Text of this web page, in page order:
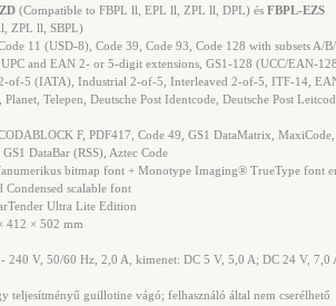
(Compatible to FBPL ll, EPL ll, ZPL ll, DPL) és FBPL-EZS
ZPL ll, SBPL)
11 (USD-8), Code 39, Code 93, Code 128 with subsets A/
and EAN 2- or 5-digit extensions, GS1-128 (UCC/EAN-
2-of-5 (IATA), Industrial 2-of-5, Interleaved 2-of-5, ITF-14,
Telepen, Deutsche Post Identcode, Deutsche Post
F, PDF417, Code 49, GS1 DataMatrix, MaxiCode,
DataBar (RSS), Aztec Code
bitmap font + Monotype Imaging® TrueType font
scalable font
Ultra Lite Edition
412 × 502 mm
240 V, 50/60 Hz, 2,0 A, kimenet: DC 5 V, 5,0 A; DC 24 V, 7,0
teljesítményű guillotine vágó; felhasználó által nem cserélhető